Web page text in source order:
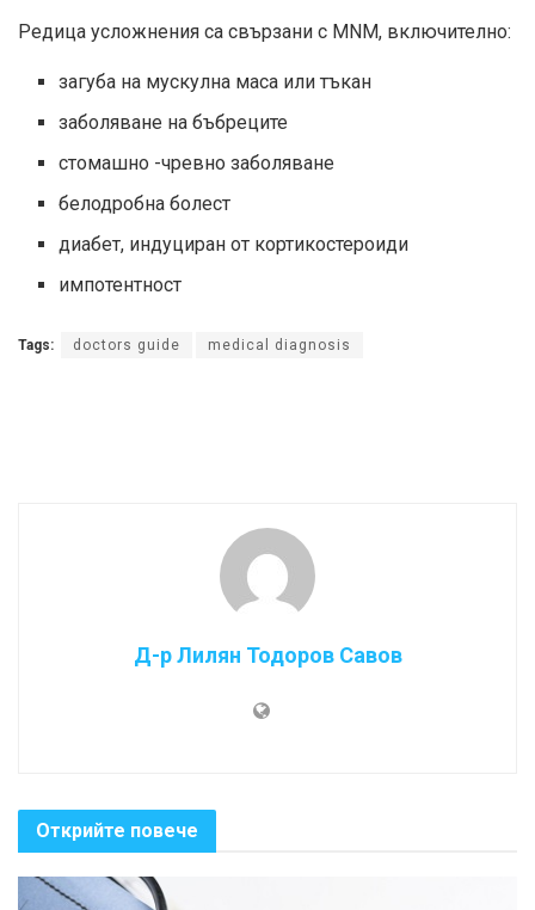
Редица усложнения са свързани с MNM, включително:
загуба на мускулна маса или тъкан
заболяване на бъбреците
стомашно -чревно заболяване
белодробна болест
диабет, индуциран от кортикостероиди
импотентност
Tags: doctors guide medical diagnosis
Д-р Лилян Тодоров Савов
Открийте повече